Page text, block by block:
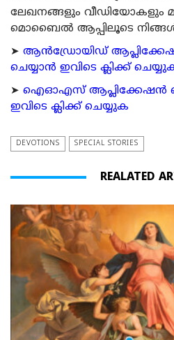
ലേഖനങ്ങളും വീഡിയോകളും
മൊബൈല്‍ ആപ്പിലൂടെ
➤ ആന്‍ഡ്രോയിഡ്
ചെയ്യാന്‍ ഇവിടെ ക്ലിക്ക്
➤ ഐഓഎസ് ആപ്ലിക്കേഷന്‍
ഇവിടെ ക്ലിക്ക് ചെയ്യുക
DEVOTIONS SPECIAL STORIES
REALATED